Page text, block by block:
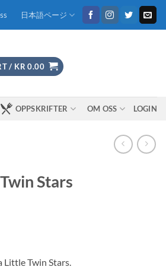
日本語ページ
/ KR 0.00
OPPSKRIFTER OM OSS LOGIN
Stars
Twin Stars.